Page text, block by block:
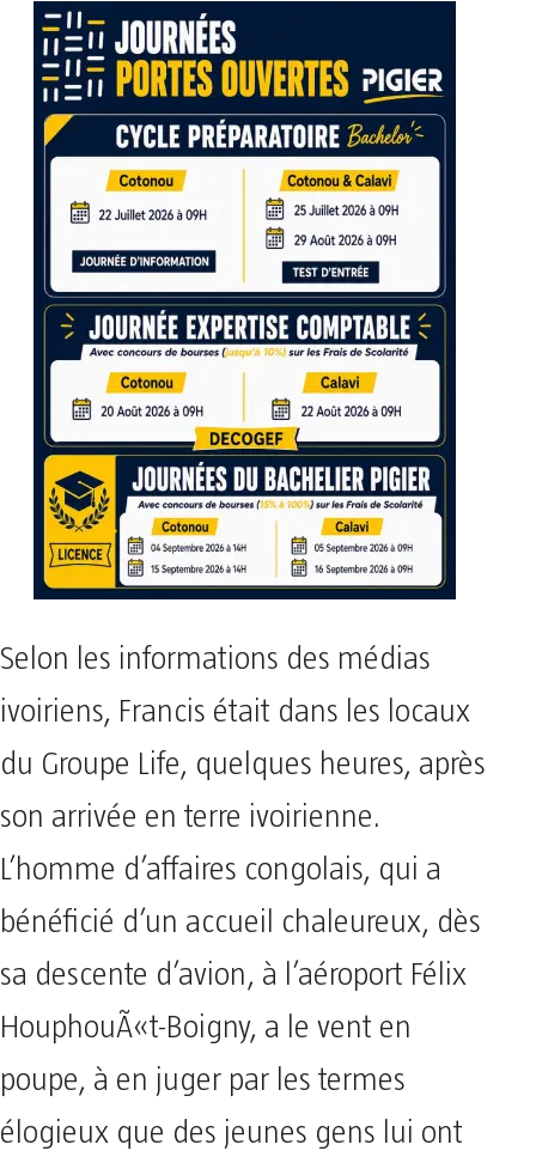
Selon les informations des médias
ivoiriens, Francis était dans les locaux
du Groupe Life, quelques heures, après
son arrivée en terre ivoirienne.
L’homme d’affaires congolais, qui a
bénéficié d’un accueil chaleureux, dès
sa descente d’avion, à l’aéroport Félix
HouphouÃ«t-Boigny, a le vent en
poupe, à en juger par les termes
élogieux que des jeunes gens lui ont